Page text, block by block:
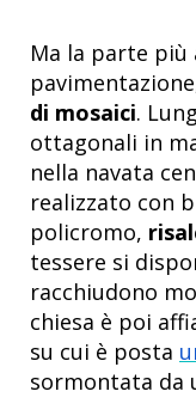
Ma la parte più
di mosaici.
ottagonali in
nella navata
realizzato con
policromo,
tessere si
racchiudono
chiesa è poi
su cui è posta
sormontata da